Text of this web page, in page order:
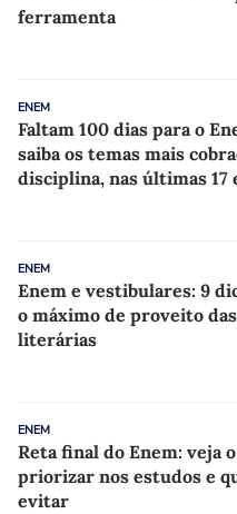
ferramenta
ENEM
Faltam 100 dias para o
saiba os temas mais
disciplina, nas últimas 17
ENEM
Enem e vestibulares: 9
o máximo de proveito
literárias
ENEM
Reta final do Enem: veja
priorizar nos estudos e
evitar